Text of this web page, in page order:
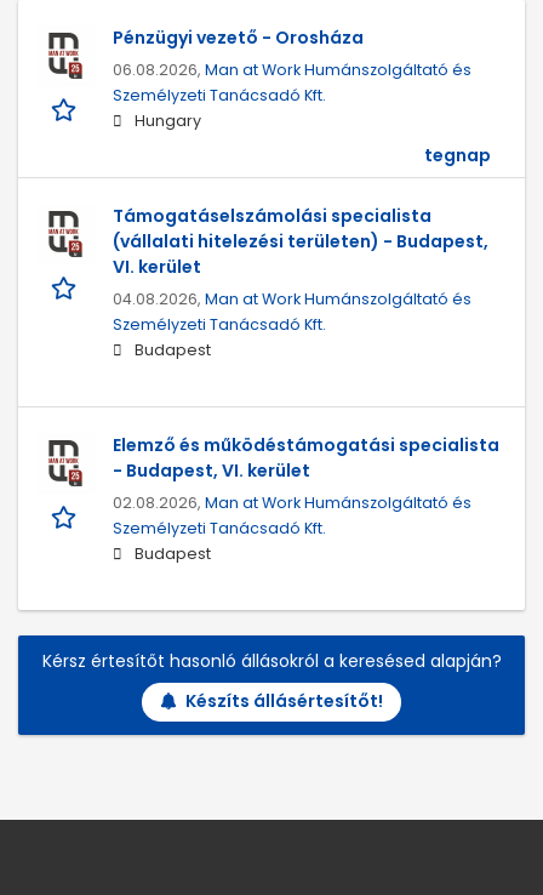
Pénzügyi vezető - Orosháza
06.08.2026, Man at Work Humánszolgáltató és
Személyzeti Tanácsadó Kft.
Hungary
tegnap
Támogatáselszámolási specialista
(vállalati hitelezési területen) - Budapest,
VI. kerület
04.08.2026, Man at Work Humánszolgáltató és
Személyzeti Tanácsadó Kft.
Budapest
Elemző és működéstámogatási specialista
- Budapest, VI. kerület
02.08.2026, Man at Work Humánszolgáltató és
Személyzeti Tanácsadó Kft.
Budapest
Kérsz értesítőt hasonló állásokról a keresésed alapján?
Készíts állásértesítőt!